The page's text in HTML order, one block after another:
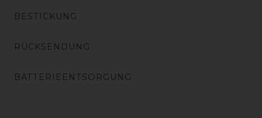
BESTICKUNG
RÜCKSENDUNG
BATTERIEENTSORGUNG